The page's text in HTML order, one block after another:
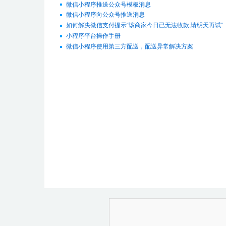
微信小程序推送公众号模板消息
微信小程序向公众号推送消息
如何解决微信支付提示“该商家今日已无法收款,请明天再试”
小程序平台操作手册
微信小程序使用第三方配送，配送异常解决方案